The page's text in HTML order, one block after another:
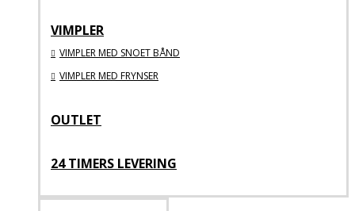
VIMPLER
VIMPLER MED SNOET BÅND
VIMPLER MED FRYNSER
OUTLET
24 TIMERS LEVERING